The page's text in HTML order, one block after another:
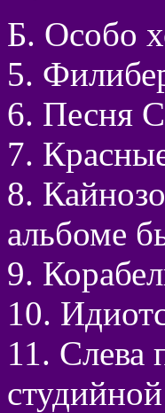
Б. Особо
5.
6. Песня
7.
8.
альбоме
9.
10.
11. Слева